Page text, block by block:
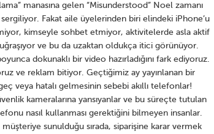
manasına gelen “Misunderstood” Noel zamanı
Fakat aile üyelerinden biri elindeki iPhone’u
kimseyle sohbet etmiyor, aktivitelerde asla aktif
ve bu da uzaktan oldukça itici görünüyor.
dokunaklı bir video hazırladığını fark ediyoruz.
ve reklam bitiyor. Geçtiğimiz ay yayınlanan bir
veya hatalı gelmesinin sebebi akıllı telefonlar!
kameralarına yansıyanlar ve bu süreçte tutulan
nasıl kullanması gerektiğini bilmeyen insanlar.
sunulduğu sırada, siparişine karar vermek